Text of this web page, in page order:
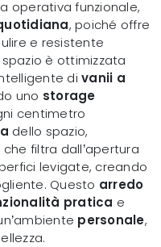
operativa funzionale,
, poiché offre
e resistente
spazio è ottimizzata
di vanii a
uno storage
centimetro
dello spazio,
filtra dall’apertura
levigate, creando
Questo arredo
pratica e
personale,